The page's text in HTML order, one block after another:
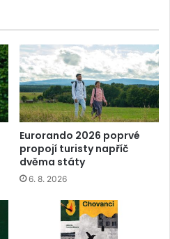
Eurorando 2026 poprvé
propojí turisty napříč
dvěma státy
6. 8. 2026